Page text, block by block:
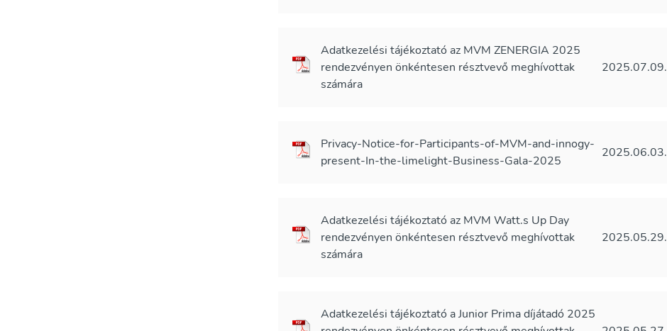
Adatkezelési tájékoztató az MVM ZENERGIA 2025
rendezvényen önkéntesen résztvevő meghívottak
számára
2025.07.09.
Privacy-Notice-for-Participants-of-MVM-and-innogy-
present-In-the-limelight-Business-Gala-2025
2025.06.03.
Adatkezelési tájékoztató az MVM Watt.s Up Day
rendezvényen önkéntesen résztvevő meghívottak
számára
2025.05.29.
Adatkezelési tájékoztató a Junior Prima díjátadó 2025